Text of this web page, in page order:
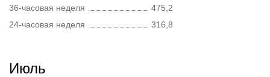
36-часовая неделя
475,2
24-часовая неделя
316,8
Июль